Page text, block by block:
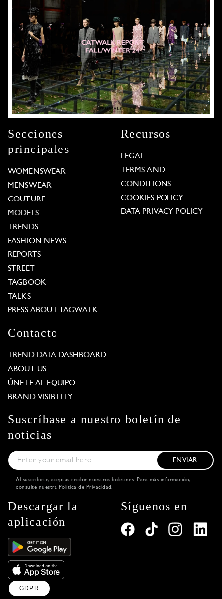
Secciones
principales
WOMENSWEAR
MENSWEAR
COUTURE
MODELS
TRENDS
FASHION NEWS
REPORTS
STREET
TAGBOOK
TALKS
PRESS ABOUT TAGWALK
Recursos
LEGAL
TERMS AND
CONDITIONS
COOKIES POLICY
DATA PRIVACY POLICY
Contacto
TREND DATA DASHBOARD
ABOUT US
ÚNETE AL EQUIPO
BRAND VISIBILITY
Suscríbase a nuestro boletín de
noticias
ENVIAR
Al suscribirte, aceptas recibir nuestros boletines. Para más información,
consulte nuestra Política de Privacidad .
Descargar la
aplicación
Síguenos en
GDPR